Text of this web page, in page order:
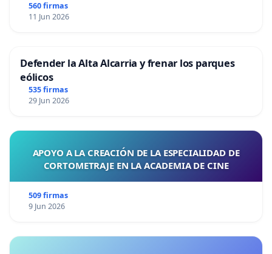
560 firmas
11 Jun 2026
Defender la Alta Alcarria y frenar los parques
eólicos
535 firmas
29 Jun 2026
APOYO A LA CREACIÓN DE LA ESPECIALIDAD DE
CORTOMETRAJE EN LA ACADEMIA DE CINE
509 firmas
9 Jun 2026